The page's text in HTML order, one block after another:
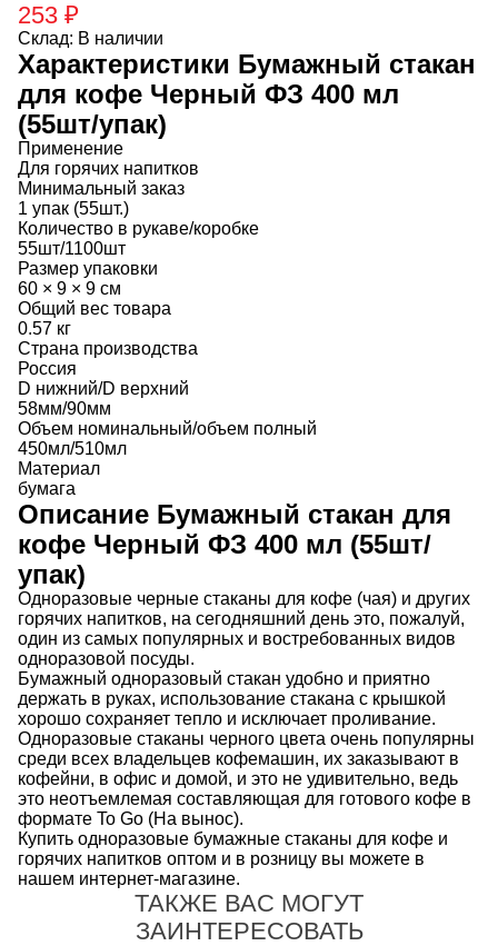
253 ₽
Склад: В наличии
Характеристики Бумажный стакан
для кофе Черный ФЗ 400 мл
(55шт/упак)
Применение
Для горячих напитков
Минимальный заказ
1 упак (55шт.)
Количество в рукаве/коробке
55шт/1100шт
Размер упаковки
60 × 9 × 9 см
Общий вес товара
0.57 кг
Страна производства
Россия
D нижний/D верхний
58мм/90мм
Объем номинальный/объем полный
450мл/510мл
Материал
бумага
Описание Бумажный стакан для
кофе Черный ФЗ 400 мл (55шт/
упак)
Одноразовые черные стаканы для кофе (чая) и других
горячих напитков, на сегодняшний день это, пожалуй,
один из самых популярных и востребованных видов
одноразовой посуды.
Бумажный одноразовый стакан удобно и приятно
держать в руках, использование стакана с крышкой
хорошо сохраняет тепло и исключает проливание.
Одноразовые стаканы черного цвета очень популярны
среди всех владельцев кофемашин, их заказывают в
кофейни, в офис и домой, и это не удивительно, ведь
это неотъемлемая составляющая для готового кофе в
формате To Go (На вынос).
Купить одноразовые бумажные стаканы для кофе и
горячих напитков оптом и в розницу вы можете в
нашем интернет-магазине.
ТАКЖЕ ВАС МОГУТ
ЗАИНТЕРЕСОВАТЬ